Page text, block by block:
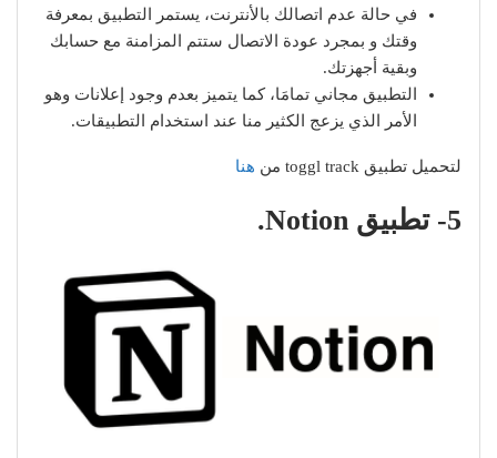
في حالة عدم اتصالك بالأنترنت، يستمر التطبيق بمعرفة
وقتك و بمجرد عودة الاتصال ستتم المزامنة مع حسابك
وبقية أجهزتك.
التطبيق مجاني تمامَا، كما يتميز بعدم وجود إعلانات وهو
الأمر الذي يزعج الكثير منا عند استخدام التطبيقات.
لتحميل تطبيق toggl track من هنا
5- تطبيق Notion.